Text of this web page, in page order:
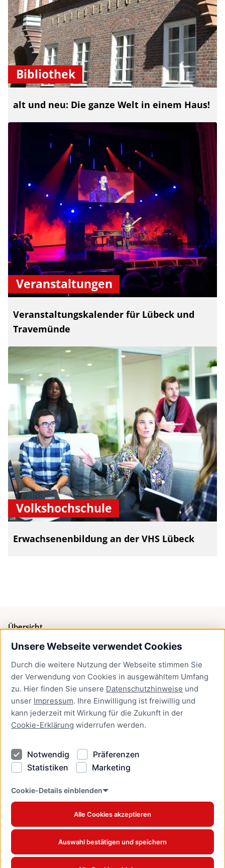
Unsere Webseite verwendet Cookies
Durch die weitere Nutzung der Webseite stimmen Sie
der Verwendung von Cookies in ausgewähltem Umfang
zu. Hier finden Sie unsere Datenschutzhinweise und
unser Impressum. Ihre Einwilligung ist freiwillig und
kann jederzeit mit Wirkung für die Zukunft in der
Cookie-Erklärung widerrufen werden.
Notwendig
Präferenzen
Statistiken
Marketing
Cookie-Details einblenden
Alle Cookies akzeptieren
Auswahl bestätigen und speichern
Bibliothek
alt und neu: Die ganze Welt in einem Haus!
Veranstaltungen
Veranstaltungskalender für Lübeck und
Travemünde
Volkshochschule
Erwachsenenbildung an der VHS Lübeck
Übersicht
Bürgerservice
Presse
Newsletter Lübeck:kompakt
Kontakt
Kontakt
Datenschutzhinweise
Barrierefreiheit
Cookie Erklärung
www.luebeck.de